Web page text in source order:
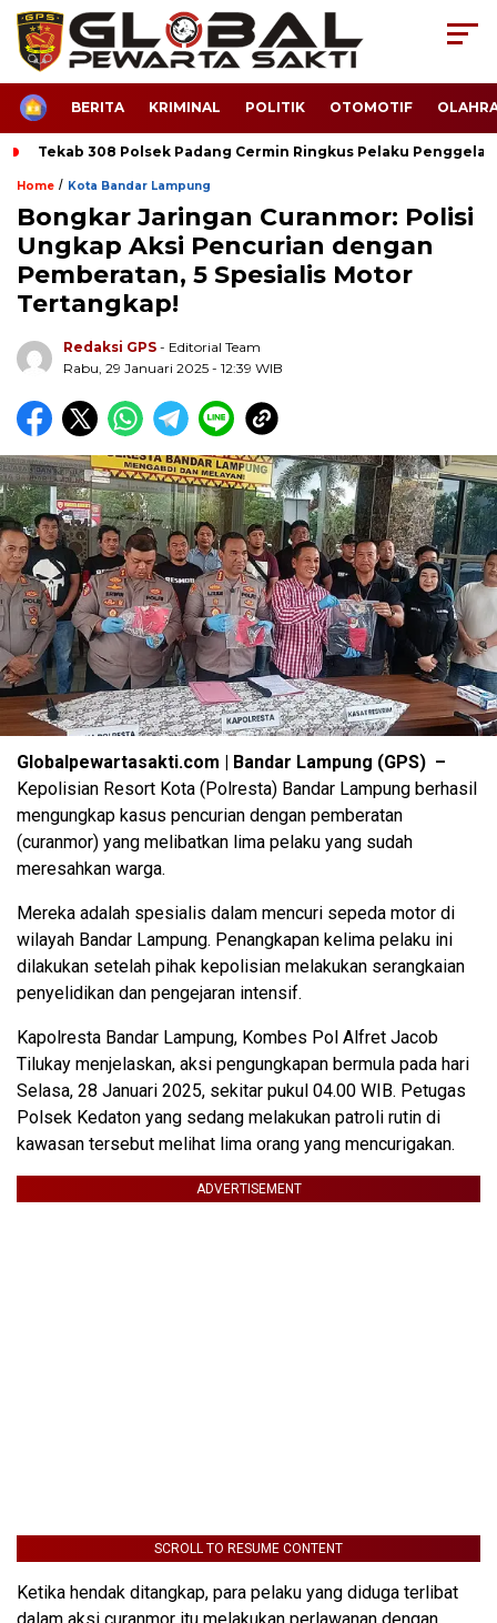
HOMEBERITA KRIMINAL POLITIK OTOMOTIF
Tekab 308 Polsek Padang Cermin Ringkus Pelaku
Home / Kota Bandar Lampung
Bongkar Jaringan Curanmor: Polisi
Ungkap Aksi Pencurian dengan
Pemberatan, 5 Spesialis Motor
Tertangkap!
Redaksi GPS - Editorial Team
Rabu, 29 Januari 2025 - 12:39 WIB
Globalpewartasakti.com | Bandar Lampung (GPS) –
Kepolisian Resort Kota (Polresta) Bandar Lampung berhasil
mengungkap kasus pencurian dengan pemberatan
(curanmor) yang melibatkan lima pelaku yang sudah
meresahkan warga.
Mereka adalah spesialis dalam mencuri sepeda motor di
wilayah Bandar Lampung. Penangkapan kelima pelaku ini
dilakukan setelah pihak kepolisian melakukan serangkaian
penyelidikan dan pengejaran intensif.
Kapolresta Bandar Lampung, Kombes Pol Alfret Jacob
Tilukay menjelaskan, aksi pengungkapan bermula pada hari
Selasa, 28 Januari 2025, sekitar pukul 04.00 WIB. Petugas
Polsek Kedaton yang sedang melakukan patroli rutin di
kawasan tersebut melihat lima orang yang mencurigakan.
ADVERTISEMENT
SCROLL TO RESUME CONTENT
Ketika hendak ditangkap, para pelaku yang diduga terlibat
dalam aksi curanmor itu melakukan perlawanan dengan